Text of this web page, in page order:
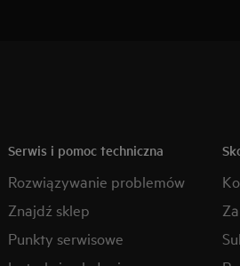
Serwis i pomoc techniczna
Rozwiązywanie problemów
Znajdź sklep
Punkty serwisowe